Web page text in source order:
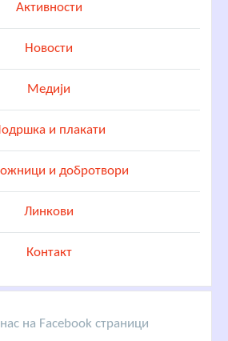
Активности
Новости
Медији
и плакати
и добротвори
Линкови
Контакт
на Facebook страници